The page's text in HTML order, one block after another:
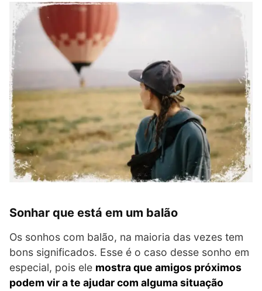
Sonhar que está em um balão
Os sonhos com balão, na maioria das vezes tem
bons significados. Esse é o caso desse sonho em
especial, pois ele mostra que amigos próximos
podem vir a te ajudar com alguma situação